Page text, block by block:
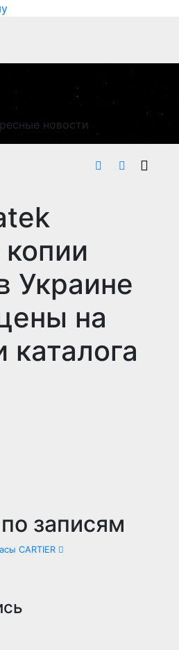
новости
Украине
на
каталога
записям
CARTIER